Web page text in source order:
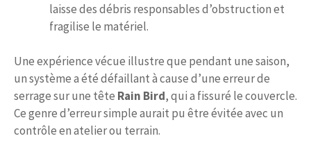
laisse des débris responsables d’obstruction et
fragilise le matériel.
Une expérience vécue illustre que pendant une saison,
un système a été défaillant à cause d’une erreur de
serrage sur une tête Rain Bird, qui a fissuré le couvercle.
Ce genre d’erreur simple aurait pu être évitée avec un
contrôle en atelier ou terrain.